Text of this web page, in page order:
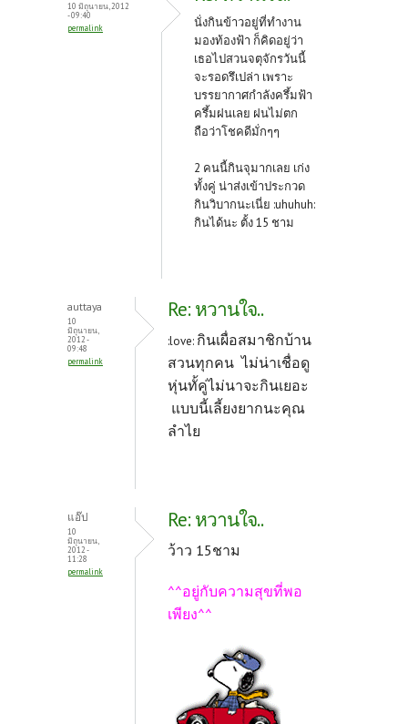
10 มิถุนายน, 2012
- 09:40
permalink
นั่งกินข้าวอยู่ที่ทำงาน
มองท้องฟ้า ก็คิดอยู่ว่า
เธอไปสวนจตุจักรวันนี้
จะรอดรึเปล่า เพราะ
บรรยากาศกำลังครึ้มฟ้า
ครึ้มฝนเลย ฝนไม่ตก
ถือว่าโชคดีมั่กๆๆ
2 คนนี้กินจุมากเลย เก่ง
ทั้งคู่ น่าส่งเข้าประกวด
กินวิบากนะเนี่ย :uhuhuh:
กินได้นะ ตั้ง 15 ชาม
auttaya
10
มิถุนายน,
2012 -
09:48
permalink
Re: หวานใจ..
:love: กินเผื่อสมาชิกบ้าน
สวนทุกคน ไม่น่าเชื่อดู
หุ่นทั้คู่ไม่นาจะกินเยอะ
แบบนี้เลี้ยงยากนะคุณ
ลำไย
แอ๊ป
10
มิถุนายน,
2012 -
11:28
permalink
Re: หวานใจ..
ว้าว 15ชาม
^^อยู่กับความสุขที่พอ
เพียง^^